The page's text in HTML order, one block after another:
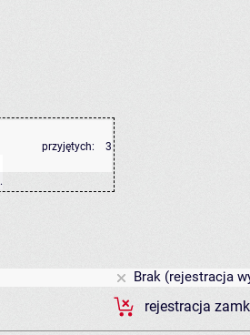
przyjętych: 3
.
Brak (rejestracja
rejestracja